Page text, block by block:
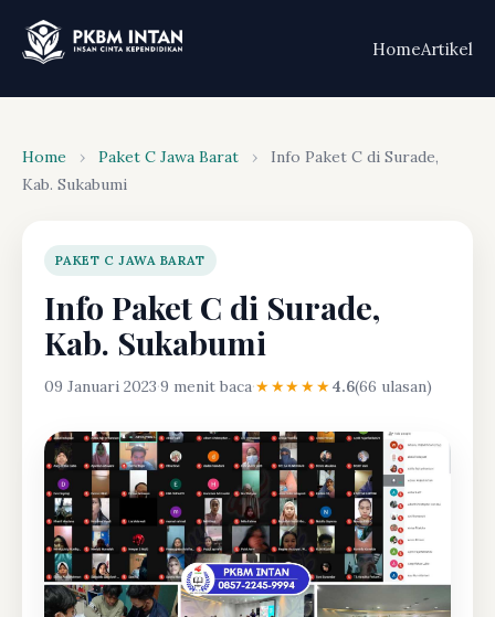
HomeArtikel
Home › Paket C Jawa Barat ›
Info Paket C di Surade,
Kab. Sukabumi
PAKET C JAWA BARAT
Info Paket C di Surade,
Kab. Sukabumi
09 Januari 2023·9 menit baca·★★★★★4.6(66 ulasan)